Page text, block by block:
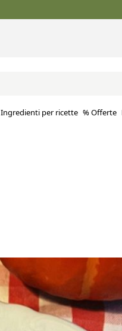
Ingredienti per ricette % Offerte